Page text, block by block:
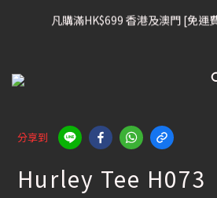
凡購滿HK$699 香港及澳門 [免運
凡購滿HK$699 香港及澳門 [免運
滑雪板, 固定器, 滑雪靴, 護目
Etc , 75折
凡購滿HK$699 香港及澳門 [免運
分享到
Hurley Tee H073